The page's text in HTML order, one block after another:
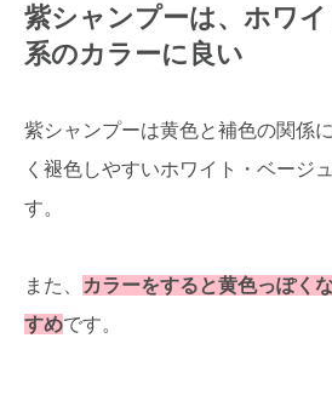
紫シャンプーは、ホワ
系のカラーに良い
紫シャンプーは黄色と補色の関係
く褪色しやすいホワイト・ベージ
す。
また、
カラーをすると黄色っぽく
すめです。